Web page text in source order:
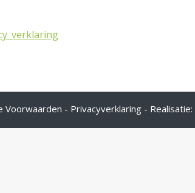
Voorwaarden - Privacyverklaring- Realisatie: